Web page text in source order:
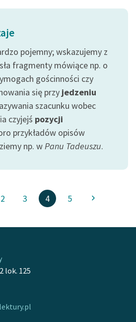
pojemny; wskazujemy z
fragmenty mówiące np. o
gościnności czy
się przy jedzeniu
szacunku wobec
czyjejś pozycji
przykładów opisów
np. wPanu Tadeuszu.
2 3 4 5
lok. 125